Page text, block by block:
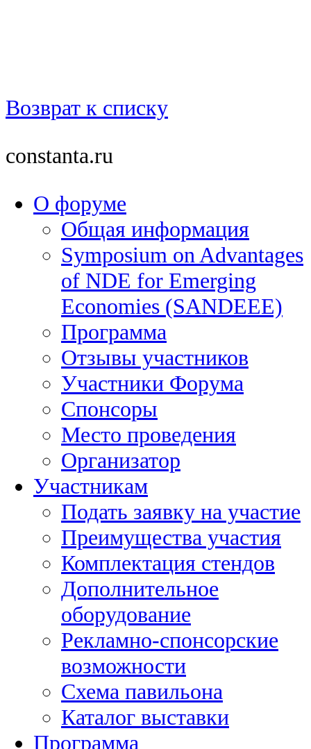
Возврат к списку
constanta.ru
О форуме
Общая информация
Symposium on Advantages
of NDE for Emerging
Economies (SANDEEE)
Программа
Отзывы участников
Участники Форума
Спонсоры
Место проведения
Организатор
Участникам
Подать заявку на участие
Преимущества участия
Комплектация стендов
Дополнительное
оборудование
Рекламно-спонсорские
возможности
Схема павильона
Каталог выставки
Программа